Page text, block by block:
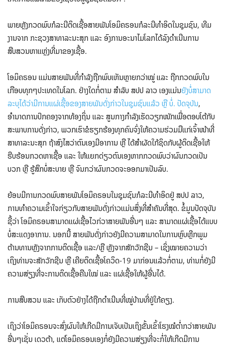
ພາຍຫຼັງກວດພົບກໍລະນີຕິດເຊື້ອສາຍພັນໂອມິຄຣອນກໍລະນີທຳອິດໃນຊຸມຊົນ, ທີມ
ງານຈາກ ກະຊວງສາທາລະນະສຸກ ແລະ ອົງການອະນາໄມໂລກໄດ້ລົງດຳເນີນການ
ສືບສວນຫາແຫຼ່ງທີ່ມາຂອງເຊື້ອ.
ໂອມິຄຣອນ ແມ່ນສາຍພັນທີ່ກໍາລັງຖືກພົບເຫັນຫຼາຍກວ່າໝູ່ ແລະ ຖືກກວດພົບໃນ
ເກືອບທຸກໆປະເທດໃນໂລກ. ຢ່າງໃດກໍ່ຕາມ ສໍາລັບ ສປປ ລາວ ເອງແມ່ນຍັງ​ບໍ່ສາມາດ
ລະບຸໄດ້ວ່າມີການແຜ່ເຊື້ອຂອງສາຍພັນດັ່ງກ່າວໃນຊຸມຊົນແລ້ວ ຫຼື ບໍ່. ປັດຈຸ​ບັນ,
ອຳນາດ​ການ​ປົກຄອງ​ຈາກທ້ອງ​ຖິ່ນ ​ແລະ ສູນ​ກາງ​ກໍາລັງເຮັດວຽກໜັກເພື່ອຕອບໂຕ້ກັບ​
ສະພາບ​ການດັ່ງກ່າວ, ພວກເຮົາຂໍຮຽກຮ້ອງທຸກຄົນຈົ່ງໃຫ້ຄວາມຮ່ວມມືແກ່ເຈົ້າໜ້າທີ່
ສາທາລະນະສຸກ ຖ້າສົງໄສວ່າຕົນເອງມີອາການ ຫຼື ໄດ້ສໍາຜັດໃກ້ຊິດກັບຜູ້ຕິດເຊື້ອໃຫ້
ຮີບຮ້ອນກວດຫາເຊື້ອ ແລະ ໃຫ້ແຍກດ່ຽວຕົນເອງຫາກກວດພົບວ່າຜົນກວດເປັນ
ບວກ ຫຼື ຮູ້ສຶກບໍ່ສະບາຍ ຫຼື ຈົນກວ່າຜົນກວດຈະອອກມາເປັນລົບ.
ຍ້ອນມີການກວດພົບສາຍພັນໂອມິຄຣອນໃນຊຸມຊົນກໍລະນີທໍາອິດຢູ່ ສປປ ລາວ,
ການທໍາຄວາມເຂົ້າໃຈກ່ຽວກັບສາຍພັນດັ່ງກ່າວແມ່ນສິ່ງທີ່ສໍາຄັນທີ່ສຸດ. ຂໍ້ມູນປັດຈຸບັນ
ຊີ້ວ່າ ໂອມິຄຣອນສາມາດແຜ່ເຊື້ອໄວກ່ວາສາຍພັນອື່ນໆ ແລະ ສາມາດແຜ່ເຊື້ອໄດ້ແບບ
ບໍ່ສະແດງອາການ. ນອກນີ້ ສາຍພັນດັ່ງກ່າວຍັງມີຄວາມສາມາດໃນການຫຼົບຫຼີກພູມ
ຕ້ານທານຫຼັງຈາກການຕິດເຊື້ອ ແລະ/ຫຼື ຫຼັງຈາກສັກວັກຊີນ – ເຊິ່ງໝາຍຄວາມວ່າ
ເຖິງທ່ານຈະສັກວັກຊີນ ຫຼື ເຄີຍຕິດເຊື້ອໂຄວິດ-19 ມາກ່ອນແລ້ວກໍ່ຕາມ, ທ່ານກໍ່ຍັງມີ
ຄວາມສ່ຽງທີ່ຈະການຕິດເຊື້ອຄືນໃໝ່ ແລະ ແຜ່ເຊື້ອໃຫ້ຜູ້ອື່ນໄດ້.
ການສືບສວນ ແລະ ເກັບຕົວຢ່າງໄດ້ຖືກດໍາເນີນທີ່ໝູ່ບ້ານທີ່ຢູ່ໃກ້ຄຽງ.
ເຖິງວ່າໂອມິຄຣອນຈະສົ່ງຜົນໃຫ້ເກີດມີການເຈັບເປັນເຖິງຂັ້ນເຂົ້າໂຮງໝໍຕໍ່າກວ່າສາຍພັນ
ອື່ນໆເຊັ່ນ ເດວຕ້າ, ແຕ່ໂອມິຄຣອນເອງກໍ່ຍັງມີຄວາມສ່ຽງທີ່ຈະກໍ່ໃຫ້ເກີດມີການ